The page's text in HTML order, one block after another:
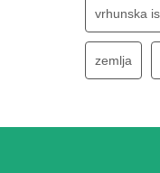
vrhunska
zemlja